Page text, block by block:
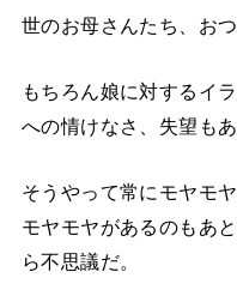
世のお母さんたち、お
もちろん娘に対するイ
への情けなさ、失望もあ
そうやって常にモヤモ
モヤモヤがあるのもあ
ら不思議だ。